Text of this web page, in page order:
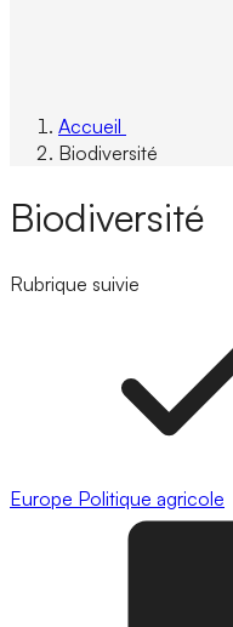
Accueil
Biodiversité
Biodiversité
Rubrique suivie
Europe Politique agricole